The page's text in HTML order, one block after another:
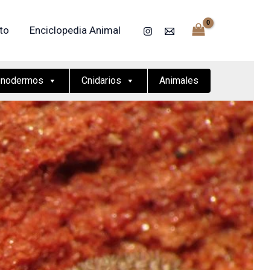
Enciclopedia Animal
Cnidarios Animales